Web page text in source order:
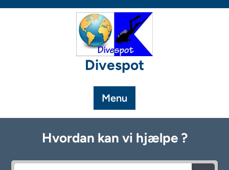
Divespot
Menu
Hvordan kan vi hjælpe ?